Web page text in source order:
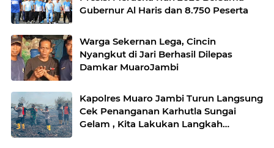
Gubernur Al Haris dan 8.750 Peserta
Warga Sekernan Lega, Cincin
Nyangkut di Jari Berhasil Dilepas
Damkar MuaroJambi
Kapolres Muaro Jambi Turun Langsung
Cek Penanganan Karhutla Sungai
Gelam , Kita Lakukan Langkah